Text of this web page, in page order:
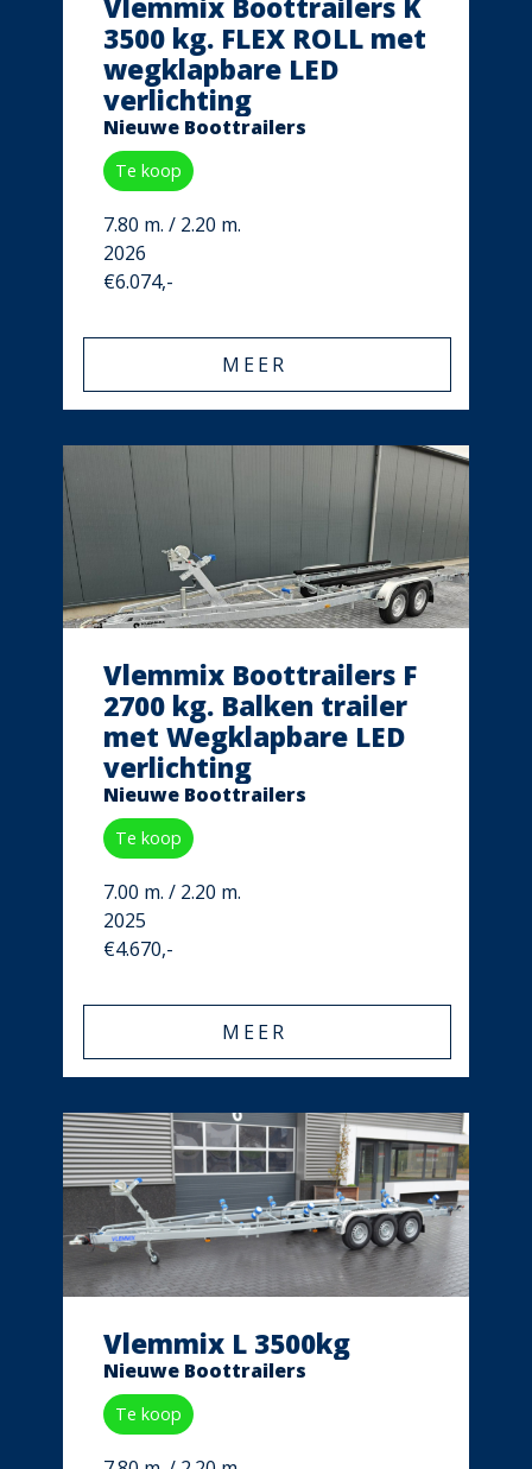
Vlemmix Boottrailers K
3500 kg. FLEX ROLL met
wegklapbare LED
verlichting
Nieuwe Boottrailers
Te koop
7.80 m. / 2.20 m.
2026
€6.074,-
MEER
Vlemmix Boottrailers F
2700 kg. Balken trailer
met Wegklapbare LED
verlichting
Nieuwe Boottrailers
Te koop
7.00 m. / 2.20 m.
2025
€4.670,-
MEER
Vlemmix L 3500kg
Nieuwe Boottrailers
Te koop